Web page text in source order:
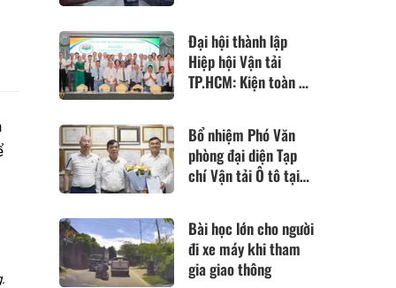
Đại hội thành lập
Hiệp hội Vận tải
TP.HCM: Kiện toàn bộ
hiệp hội
Bổ nhiệm Phó Văn
phòng đại diện Tạp
chí Vận tải Ô tô tại
Bài học lớn cho người
đi xe máy khi tham
gia giao thông